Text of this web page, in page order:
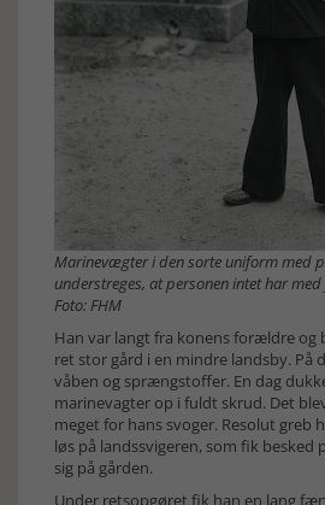
Marinevægter i den sorte uniform med
understreges, at personen intet har
Foto: FHM
Han var langt fra konens forældre og
ret stor gård i en mindre landsby. På
våben og sprængstoffer. En dag
marinevagter op i fuldt skrud. Det
meget for hans svoger. Resolut greb
løs på landssvigeren, som fik besked
sig på gården.
Under retsopgøret fik han en lang